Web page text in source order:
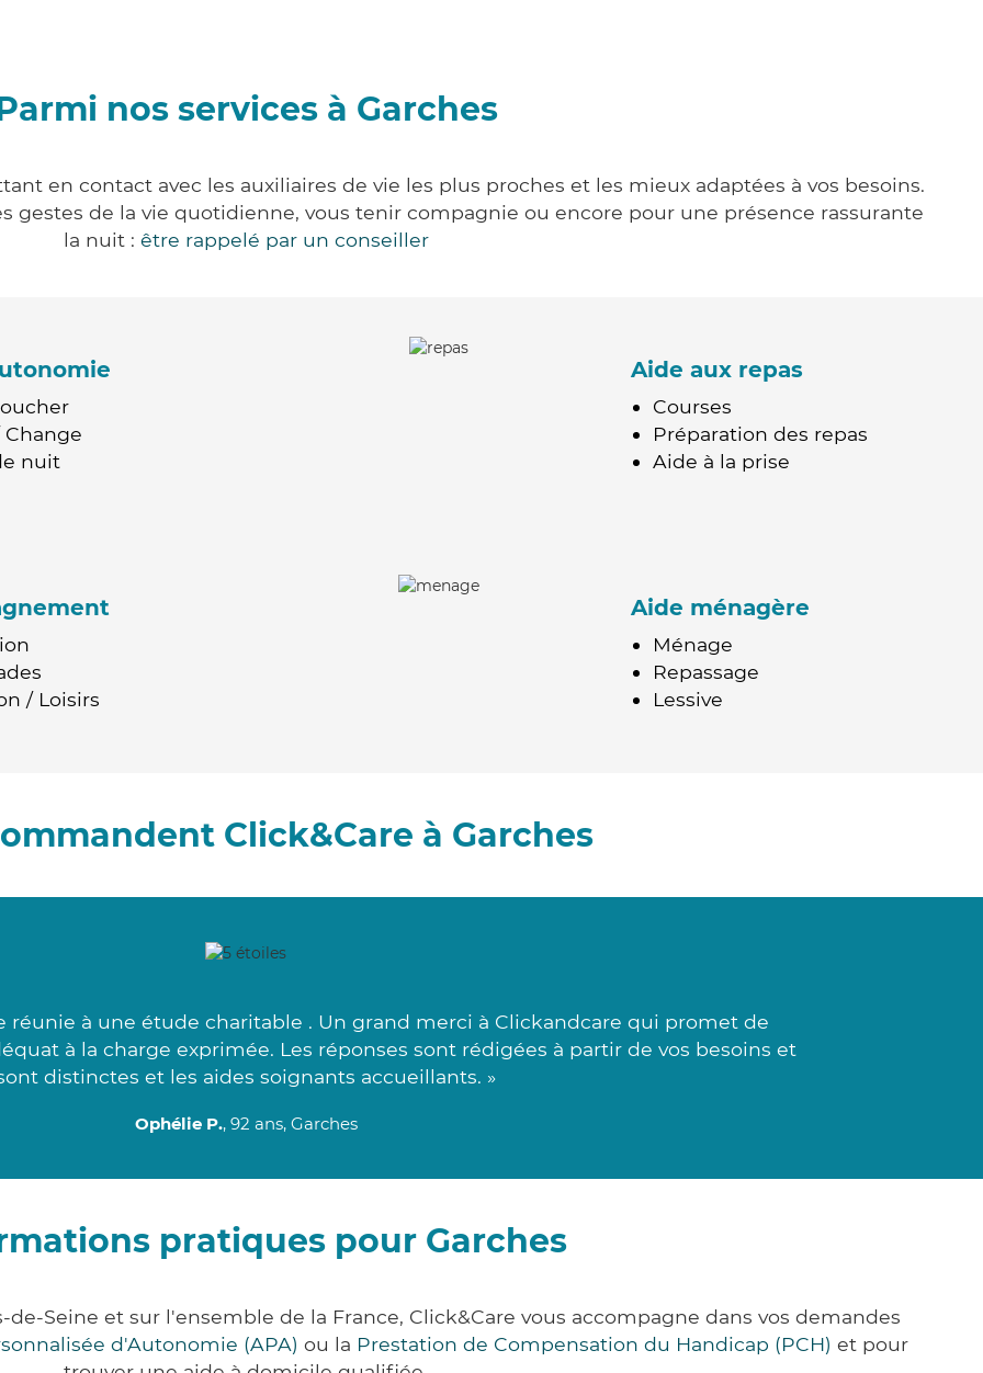
nos services à Garches
en contact avec les auxiliaires de vie les plus proches et les mieux adaptées à vos besoins.
gestes de la vie quotidienne, vous tenir compagnie ou encore pour une présence rassurante
la nuit : être rappelé par un conseiller
nuit
Aide aux repas
Courses
Préparation des repas
Aide à la prise
/ Loisirs
Aide ménagère
Ménage
Repassage
Lessive
Click&Care à Garches
réunie à une étude charitable . Un grand merci à Clickandcare qui promet de
à la charge exprimée. Les réponses sont rédigées à partir de vos besoins et
distinctes et les aides soignants accueillants. »
Ophélie P., 92 ans, Garches
pratiques pour Garches
Seine et sur l'ensemble de la France, Click&Care vous accompagne dans vos demandes
d'Autonomie (APA) ou la Prestation de Compensation du Handicap (PCH) et pour